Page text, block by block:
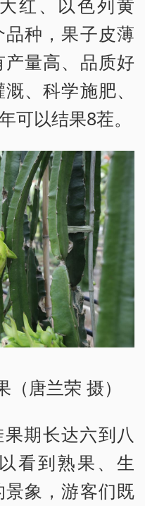
种，果子皮薄
量高、品质好
、科学施肥、
可以结果8茬。
唐兰荣 摄）
期长达六到八
看到熟果、生
象，游客们既